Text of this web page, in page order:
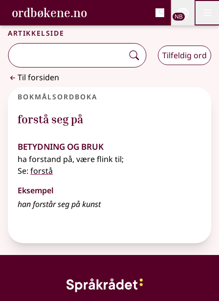
Gå til hovedinnhold
Tilgjengelighet
ordbøkene.no, Bokmålsordboka og
Bokmålsordboka og Nynorskordboka
NB
Artikkelside
Tilfeldig ord
Til forsiden
Bokmålsordboka
forstå seg på
Betydning og bruk
ha forstand på, være flink til;
Se: forstå
Eksempel
han forstår seg på kunst